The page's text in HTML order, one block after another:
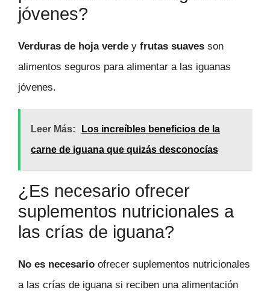
jóvenes?
Verduras de hoja verde y frutas suaves son
alimentos seguros para alimentar a las iguanas
jóvenes.
Leer Más:
Los increíbles beneficios de la
carne de iguana que quizás desconocías
¿Es necesario ofrecer
suplementos nutricionales a
las crías de iguana?
No es necesario ofrecer suplementos nutricionales
a las crías de iguana si reciben una alimentación